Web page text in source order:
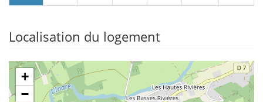
Localisation du logement
+
−